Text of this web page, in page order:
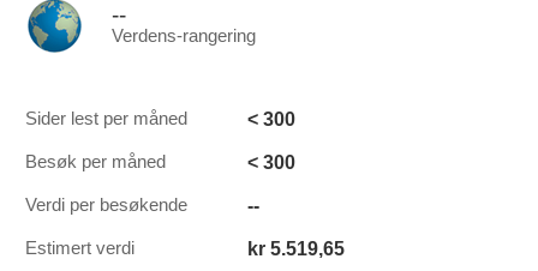
--
Verdens-rangering
Sider lest per måned < 300
Besøk per måned < 300
Verdi per besøkende --
Estimert verdi kr 5.519,65